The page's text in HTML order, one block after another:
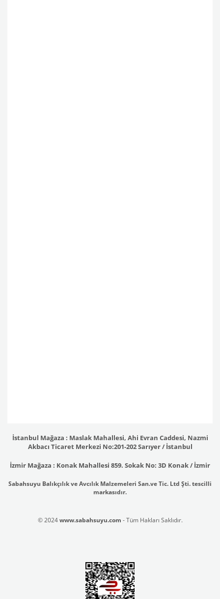
İstanbul Mağaza : Maslak Mahallesi, Ahi Evran Caddesi, Nazmi
Akbacı Ticaret Merkezi No:201-202 Sarıyer / İstanbul
İzmir Mağaza : Konak Mahallesi 859. Sokak No: 3D Konak / İzmir
Sabahsuyu Balıkçılık ve Avcılık Malzemeleri San.ve Tic. Ltd Şti. tescilli
markasıdır.
© 2024www.sabahsuyu.com - Tüm Hakları Saklıdır.